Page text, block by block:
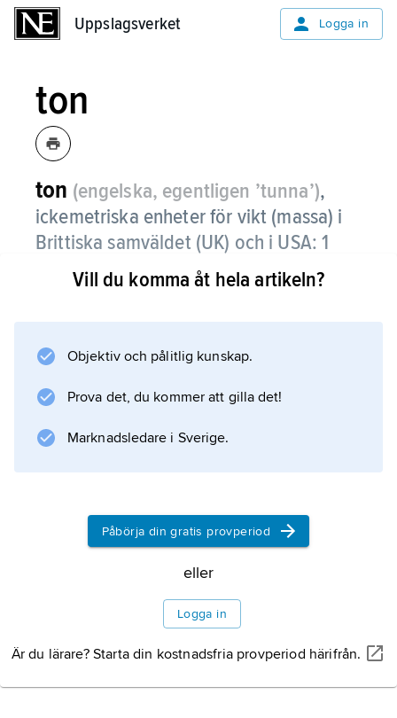
Uppslagsverket Logga in
ton
ton (engelska, egentligen ’tunna’),
ickemetriska enheter för vikt (massa) i
Brittiska samväldet (UK) och i USA: 1
ton (UK) = 1 long ton (US) ≈ 1 016,047
kilogram och 1 ton (US) ”short ton” ≈
Vill du komma åt hela artikeln?
Objektiv och pålitlig kunskap.
Prova det, du kommer att gilla det!
Marknadsledare i Sverige.
Påbörja din gratis provperiod
eller
Logga in
Är du lärare? Starta din kostnadsfria provperiod härifrån.